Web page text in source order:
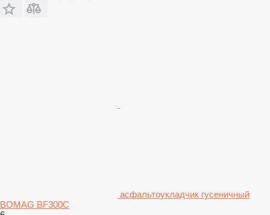
асфальтоукладчик гусеничный
BOMAG BF300C